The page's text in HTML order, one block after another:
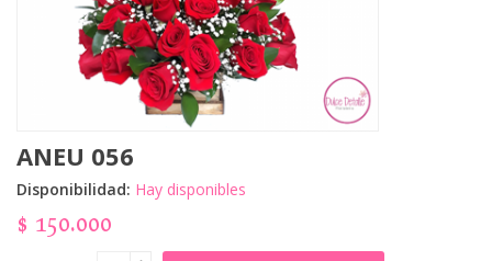
ANEU 056
Disponibilidad: Hay disponibles
$ 150.000